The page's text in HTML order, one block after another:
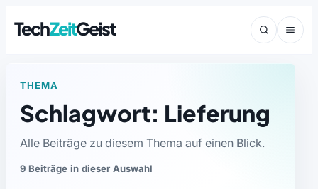
TechZeitGeist
THEMA
Schlagwort: Lieferung
Alle Beiträge zu diesem Thema auf einen Blick.
9 Beiträge in dieser Auswahl